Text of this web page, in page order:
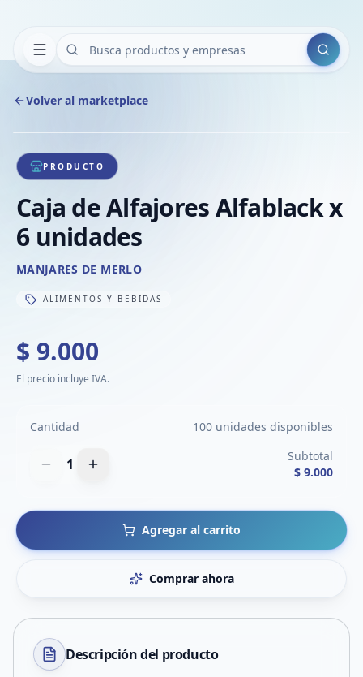
Buscar
Volver al marketplace
1/1
PRODUCTO
Caja de Alfajores Alfablack x
6 unidades
MANJARES DE MERLO
ALIMENTOS Y BEBIDAS
$ 9.000
El precio incluye IVA.
Cantidad 100 unidades disponibles
1
Subtotal
$ 9.000
Agregar al carrito
Comprar ahora
Descripción del producto